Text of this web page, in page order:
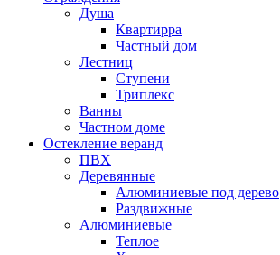
Душа
Квартирра
Частный дом
Лестниц
Ступени
Триплекс
Ванны
Частном доме
Остекление веранд
ПВХ
Деревянные
Алюминиевые под дерево
Раздвижные
Алюминиевые
Теплое